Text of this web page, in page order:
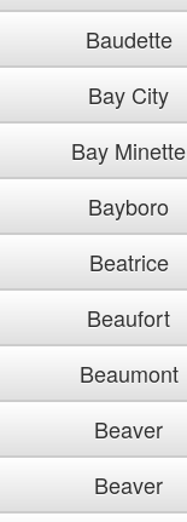
Baudette
Bay City
Bay Minette
Bayboro
Beatrice
Beaufort
Beaumont
Beaver
Beaver